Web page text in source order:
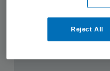
172
Meer:
Reject All